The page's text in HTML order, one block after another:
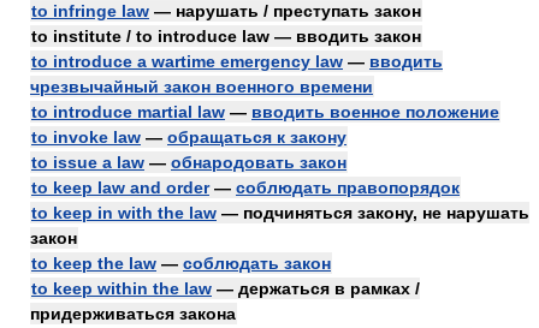
to infringe law — нарушать / преступать закон
to institute / to introduce law — вводить закон
to introduce a wartime emergency law — вводить
чрезвычайный закон военного времени
to introduce martial law — вводить военное положение
to invoke law — обращаться к закону
to issue a law — обнародовать закон
to keep law and order— соблюдать правопорядок
to keep in with the law — подчиняться закону, не нарушать
закон
to keep the law — соблюдать закон
to keep within the law — держаться в рамках /
придерживаться закона